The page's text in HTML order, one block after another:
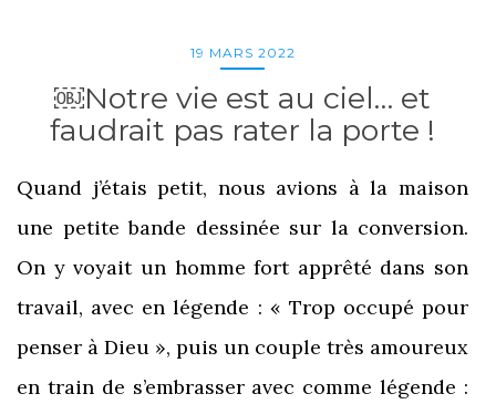
19 MARS 2022
￼Notre vie est au ciel… et
faudrait pas rater la porte !
Quand j’étais petit, nous avions à la maison
une petite bande dessinée sur la conversion.
On y voyait un homme fort apprêté dans son
travail, avec en légende : « Trop occupé pour
penser à Dieu », puis un couple très amoureux
en train de s’embrasser avec comme légende :